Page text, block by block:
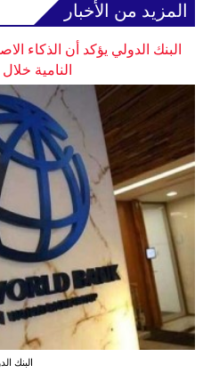
المزيد من الأخبار
البنك الدولي يؤكد أن الذكاء
النامية
البنك